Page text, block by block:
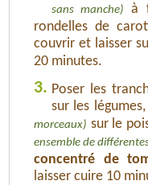
sans manche)
à
rondelles de
couvrir et laisser
20 minutes.
3. Poser les
sur les
morceaux) sur le
ensemble de
concentré de
laisser cuire 10